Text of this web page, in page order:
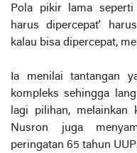
Pola pikir lama seperti
harus dipercepat’
kalau bisa dipercepat,
Ia menilai tantangan
kompleks sehingga
lagi pilihan, melainkan
Nusron juga
peringatan 65 tahun